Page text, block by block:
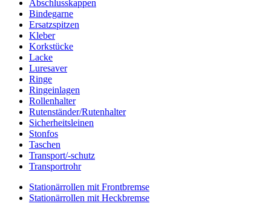
Abschlusskappen
Bindegarne
Ersatzspitzen
Kleber
Korkstücke
Lacke
Luresaver
Ringe
Ringeinlagen
Rollenhalter
Rutenständer/Rutenhalter
Sicherheitsleinen
Stonfos
Taschen
Transport/-schutz
Transportrohr
Stationärrollen mit Frontbremse
Stationärrollen mit Heckbremse